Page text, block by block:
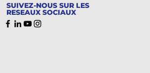
SUIVEZ-NOUS SUR LES
RESEAUX SOCIAUX